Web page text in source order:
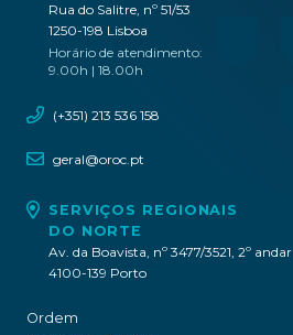
Rua do Salitre, nº 51/53
1250-198 Lisboa
Horário de atendimento:
9.00h | 18.00h
(+351) 213 536 158
geral@oroc.pt
SERVIÇOS REGIONAIS
DO NORTE
Av. da Boavista, nº 3477/3521, 2º andar
4100-139 Porto
Ordem